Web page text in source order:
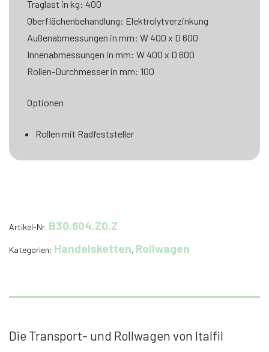
Traglast in kg: 400
Oberflächenbehandlung: Elektrolytverzinkung
Außenabmessungen in mm: W 400 x D 600
Innenabmessungen in mm: W 400 x D 600
Rollen-Durchmesser in mm: 100
Optionen
Rollen mit Radfeststeller
Artikel-Nr. B30.604.Z0.Z
Kategorien: Handelsketten, Rollwagen
Die Transport- und Rollwagen von Italfil